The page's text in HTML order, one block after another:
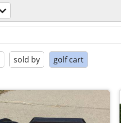
sold by golf cart